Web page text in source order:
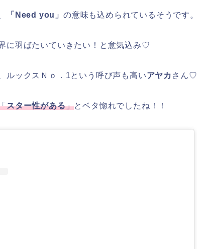
「Need you」 の意味も込められているそうです。
に羽ばたいていきたい！と意気込み♡
ルックスＮｏ．1という呼び声も高いアヤカ さん♡
スター性がある」とベタ惚れでしたね！！